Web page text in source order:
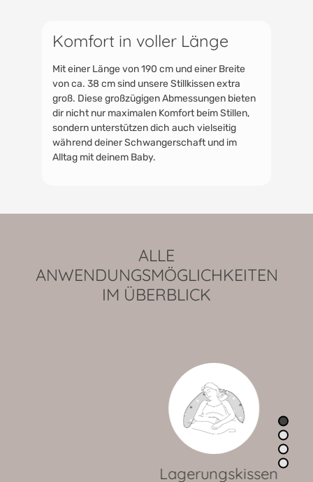
Komfort in voller Länge
Mit einer Länge von 190 cm und einer Breite
von ca. 38 cm sind unsere Stillkissen extra
groß. Diese großzügigen Abmessungen bieten
dir nicht nur maximalen Komfort beim Stillen,
sondern unterstützen dich auch vielseitig
während deiner Schwangerschaft und im
Alltag mit deinem Baby.
ALLE
ANWENDUNGSMÖGLICHKEITEN
IM ÜBERBLICK
Lagerungskissen